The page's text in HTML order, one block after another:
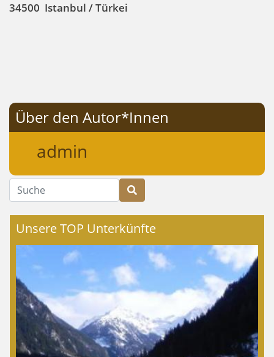
34500 Istanbul / Türkei
Über den Autor*Innen
admin
Suche
Unsere TOP Unterkünfte